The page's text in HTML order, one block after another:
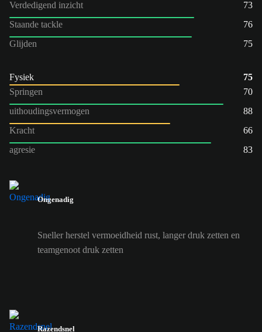
Verdedigend inzicht
73
Staande tackle
76
Glijden
75
Fysiek
75
Springen
70
uithoudingsvermogen
88
Kracht
66
agresie
83
Ongenadig
Sneller herstel vermoeidheid rust, langer druk zetten en
teamgenoot druk zetten
Razendsnel